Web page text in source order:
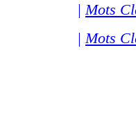
| Mots
| Mots